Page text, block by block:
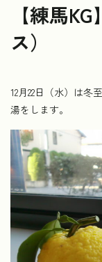
【練馬
ス）
12月22日（水）は冬
湯をします。